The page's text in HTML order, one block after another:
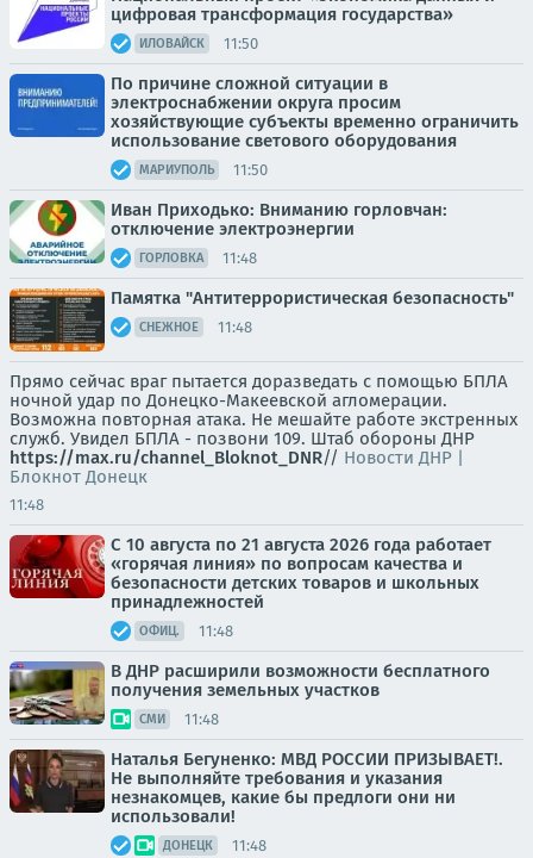
цифровая трансформация государства»
ИЛОВАЙСК 11:50
По причине сложной ситуации в
электроснабжении округа просим
хозяйствующие субъекты временно ограничить
использование светового оборудования
МАРИУПОЛЬ 11:50
Иван Приходько: Вниманию горловчан:
отключение электроэнергии
ГОРЛОВКА 11:48
Памятка "Антитеррористическая безопасность"
СНЕЖНОЕ 11:48
Прямо сейчас враг пытается доразведать с помощью БПЛА
ночной удар по Донецко-Макеевской агломерации.
Возможна повторная атака. Не мешайте работе экстренных
служб. Увидел БПЛА - позвони 109. Штаб обороны ДНР
https://max.ru/channel_Bloknot_DNR// Новости ДНР |
Блокнот Донецк
11:48
С 10 августа по 21 августа 2026 года работает
«горячая линия» по вопросам качества и
безопасности детских товаров и школьных
принадлежностей
ОФИЦ. 11:48
В ДНР расширили возможности бесплатного
получения земельных участков
СМИ 11:48
Наталья Бегуненко: МВД РОССИИ ПРИЗЫВАЕТ!.
Не выполняйте требования и указания
незнакомцев, какие бы предлоги они ни
использовали!
ДОНЕЦК 11:48